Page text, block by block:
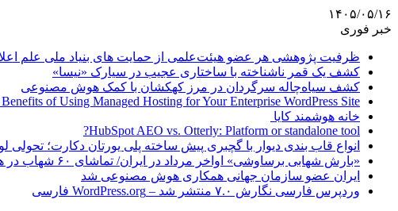
۱۴۰۵/۰۵/۱۶
خبر فوری
ظرفیت پژوهشی هر عضو هیئت‌علمی از حمایت های بنیاد ملی علم
کشف یک قمر ناشناخته با ساختاری عجیب در سیارک «نیسا»
کشف سیاه‌چاله سرگردان در مرز کهکشان با کمک هوش مصنوعی
of Using Managed Hosting for Your Enterprise WordPress Site
خانه هوشمند کایا
HubSpot AEO vs. Otterly: Platform or standalone tool?
انواع قاب بندی دیوار با گچبری پیش ساخته پلی یورتان دکارت؛
«بارش شهابی برساوشی» اواخر مرداد در ایران/ تماشای ۶۰ شهاب در هر ساعت!
ایران عضو سازمان جهانی همکاری هوش مصنوعی شد
وردپرس فارسی نگارش ۷.۰ منتشر شد – WordPress.org فارسی